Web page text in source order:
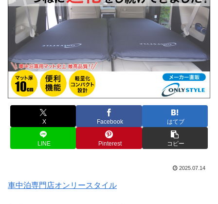
X Facebook はてブ
LINE Pinterest コピー
2025.07.14
車中泊専門店オンリースタイル